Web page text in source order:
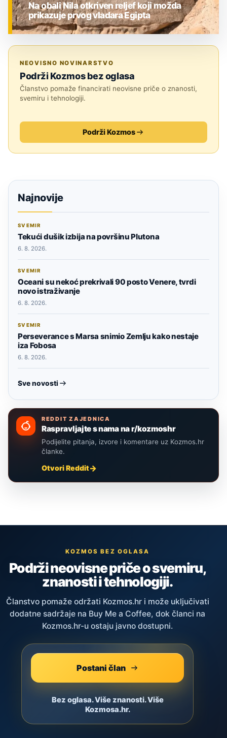
Na obali Nila otkriven reljef koji možda
prikazuje prvog vladara Egipta
NEOVISNO NOVINARSTVO
Podrži Kozmos bez oglasa
Članstvo pomaže financirati neovisne priče o znanosti,
svemiru i tehnologiji.
Podrži Kozmos
Najnovije
SVEMIR
Tekući dušik izbija na površinu Plutona
6. 8. 2026.
SVEMIR
Oceani su nekoć prekrivali 90 posto Venere, tvrdi
novo istraživanje
6. 8. 2026.
SVEMIR
Perseverance s Marsa snimio Zemlju kako nestaje
iza Fobosa
6. 8. 2026.
Sve novosti
REDDIT ZAJEDNICA
Raspravljajte s nama na r/kozmoshr
Podijelite pitanja, izvore i komentare uz Kozmos.hr
članke.
Otvori Reddit
KOZMOS BEZ OGLASA
Podrži neovisne priče o svemiru,
znanosti i tehnologiji.
Članstvo pomaže održati Kozmos.hr i može uključivati
dodatne sadržaje na Buy Me a Coffee, dok članci na
Kozmos.hr-u ostaju javno dostupni.
Postani član
Bez oglasa. Više znanosti. Više
Kozmosa.hr.